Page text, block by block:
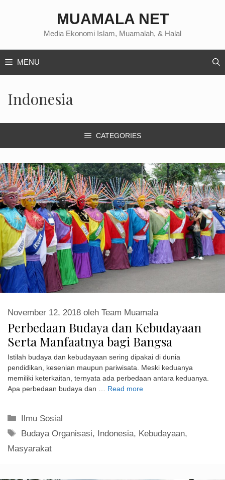
MUAMALA NET
Media Ekonomi Islam, Muamalah, & Halal
MENU
Indonesia
CATEGORIES
Perbedaan Budaya dan Kebudayaan
Serta Manfaatnya bagi Bangsa
November 12, 2018 oleh Team Muamala
Istilah budaya dan kebudayaan sering dipakai di dunia
pendidikan, kesenian maupun pariwisata. Meski keduanya
memiliki keterkaitan, ternyata ada perbedaan antara keduanya.
Apa perbedaan budaya dan … Read more
Kategori
Ilmu Sosial
Tag
Budaya Organisasi, Indonesia, Kebudayaan,
Masyarakat